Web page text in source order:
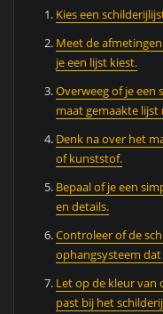
Kies een
Meet de
je een lijst kiest.
Overweeg of je
maat gemaakte
Denk na over het
of kunststof.
Bepaal of je een
en details.
Controleer of de
ophangsysteem
Let op de kleur van
past bij het